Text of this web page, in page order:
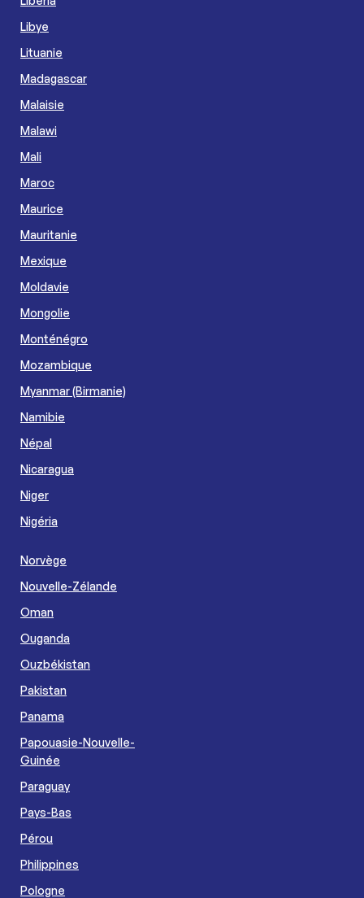
Libye
Lituanie
Madagascar
Malaisie
Malawi
Mali
Maroc
Maurice
Mauritanie
Mexique
Moldavie
Mongolie
Monténégro
Mozambique
Myanmar (Birmanie)
Namibie
Népal
Nicaragua
Niger
Nigéria
Norvège
Nouvelle-Zélande
Oman
Ouganda
Ouzbékistan
Pakistan
Panama
Papouasie-Nouvelle-
Guinée
Paraguay
Pays-Bas
Pérou
Philippines
Pologne